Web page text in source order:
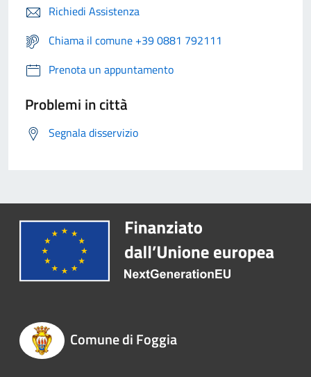
Richiedi Assistenza
Chiama il comune +39 0881 792111
Prenota un appuntamento
Problemi in città
Segnala disservizio
Comune di Foggia